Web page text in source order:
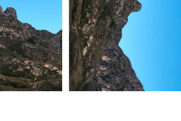
colaboradores;
Centro de
peregrinação,
cultura,
educação,
turismo e